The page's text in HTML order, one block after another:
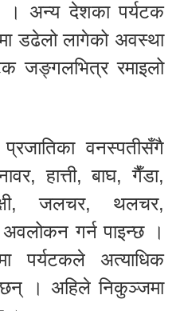
। अन्य देशका पर्यटक
डढेलो लागेको अवस्था
जङ्गलभित्र रमाइलो
वनस्पतीसँगै
हात्ती, बाघ, गैँडा,
जलचर, थलचर,
गर्न पाइन्छ ।
पर्यटकले अत्याधिक
छन् । अहिले निकुञ्जमा